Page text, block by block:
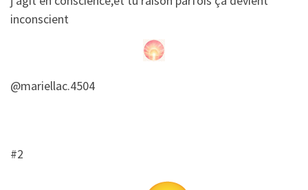
inconscient
@mariellac.4504
#2